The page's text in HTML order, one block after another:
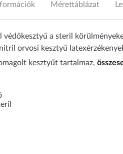
Mérettáblázat
a steril
orvosi kesztyű
kesztyűt tartalmaz,